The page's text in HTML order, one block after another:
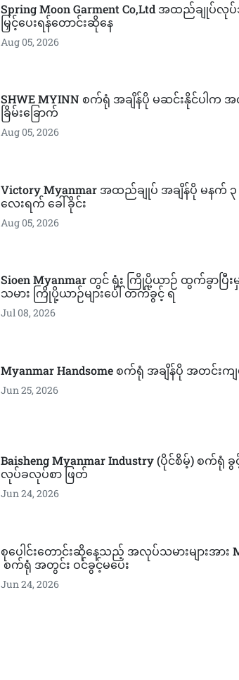
Spring Moon Garment Co,Ltd အထည်ချုပ်
မြှင့်ပေးရန်တောင်းဆိုနေ
Aug 05, 2026
SHWE MYINN စက်ရုံ အချိန်ပို မဆင်းနိုင်ပ
ခြိမ်းခြောက်
Aug 05, 2026
Victory Myanmar အထည်ချုပ် အချိန်ပို မနက်
လေးရက် ခေါ်ခိုင်း
Aug 05, 2026
Sioen Myanmar တွင် ရုံး ကြိုပို့ယာဉ် ထွက်ခွာပြီ
သမား ကြိုပို့ယာဉ်များပေါ် တက်ခွင့် ရ
Jul 08, 2026
Myanmar Handsome စက်ရုံ အချိန်ပို အတင်းက
Jun 25, 2026
Baisheng Myanmar Industry (ပိုင်စိမ့်) စက်ရုံ
လုပ်ခလုပ်စာ ဖြတ်
Jun 24, 2026
စုပေါင်းတောင်းဆိုနေသည့် အလုပ်သမားများအား
စက်ရုံ အတွင်း ဝင်ခွင့်မပေး
Jun 24, 2026